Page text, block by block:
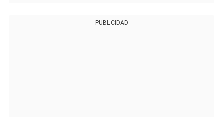
PUBLICIDAD